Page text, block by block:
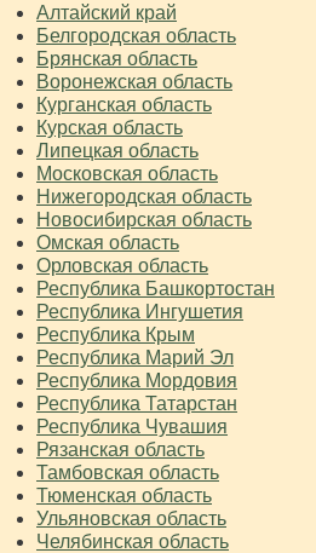
Алтайский край
Белгородская область
Брянская область
Воронежская область
Курганская область
Курская область
Липецкая область
Московская область
Нижегородская область
Новосибирская область
Омская область
Орловская область
Республика Башкортостан
Республика Ингушетия
Республика Крым
Республика Марий Эл
Республика Мордовия
Республика Татарстан
Республика Чувашия
Рязанская область
Тамбовская область
Тюменская область
Ульяновская область
Челябинская область